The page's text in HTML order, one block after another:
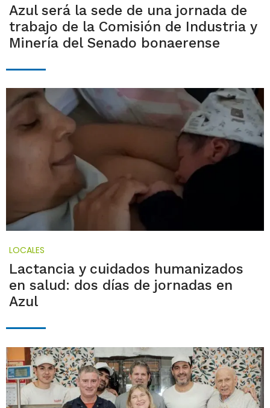
Azul será la sede de una jornada de
trabajo de la Comisión de Industria y
Minería del Senado bonaerense
LOCALES
Lactancia y cuidados humanizados
en salud: dos días de jornadas en
Azul